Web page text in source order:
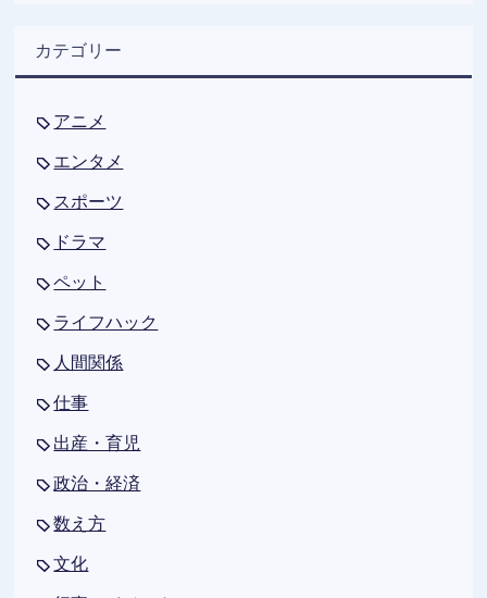
カテゴリー
アニメ
エンタメ
スポーツ
ドラマ
ペット
ライフハック
人間関係
仕事
出産・育児
政治・経済
数え方
文化